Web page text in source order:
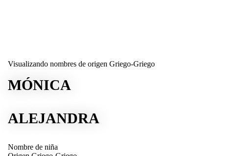
Visualizando nombres de origen Griego-Griego
MÓNICA
ALEJANDRA
Nombre de niña